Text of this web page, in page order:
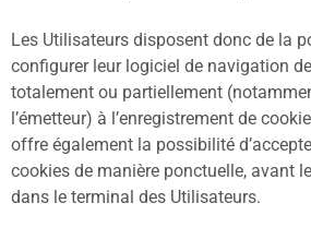
Les Utilisateurs disposent donc de la
configurer leur logiciel de navigation de
totalement ou partiellement
l’émetteur) à l’enregistrement de
offre également la possibilité
cookies de manière ponctuelle, avant
dans le terminal des Utilisateurs.